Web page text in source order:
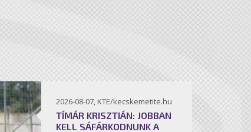
2026-08-07, KTE/kecskemetite.hu
TÍMÁR KRISZTIÁN: JOBBAN
KELL SÁFÁRKODNUNK A